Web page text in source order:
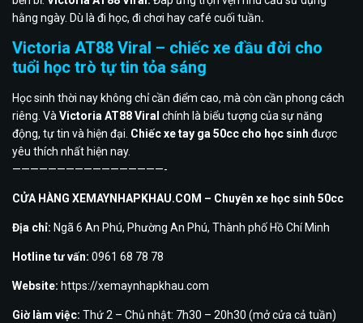
hằng ngày. Dù là đi học, đi chơi hay café cuối tuần.
Victoria AT88 Viral – chiếc xe đầu đời cho
tuổi học trò tự tin tỏa sáng
Học sinh thời nay không chỉ cần điểm cao, mà còn cần phong cách
riêng. VàVictoria AT88 Viral chính là biểu tượng của sự năng
động, tự tin và hiện đại. Chiếc xe tay ga 50cc cho học sinh được
yêu thích nhất hiện nay.
—————————————————-
CỬA HÀNG XEMAYNHAPKHAU.COM – Chuyên xe học sinh 50cc
Địa chỉ: Ngã 6 An Phú, Phường An Phú, Thành phố Hồ Chí Minh
Hotline tư vấn: 0961 68 78 78
Website: https://xemaynhapkhau.com
Giờ làm việc: Thứ 2 – Chủ nhật: 7h30 – 20h30 (mở cửa cả tuần)